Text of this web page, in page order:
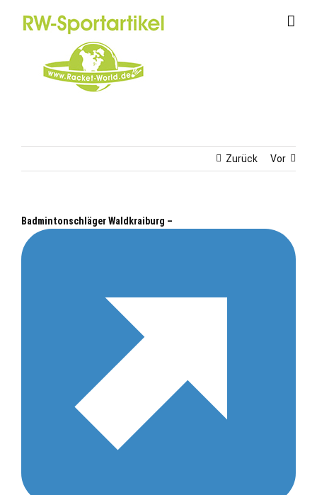
Zurück Vor
Badmintonschläger Waldkraiburg –